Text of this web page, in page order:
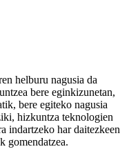
helburu nagusia da
bere eginkizunetan,
bere egiteko nagusia
hizkuntza teknologien
indartzeko har daitezkeen
gomendatzea.